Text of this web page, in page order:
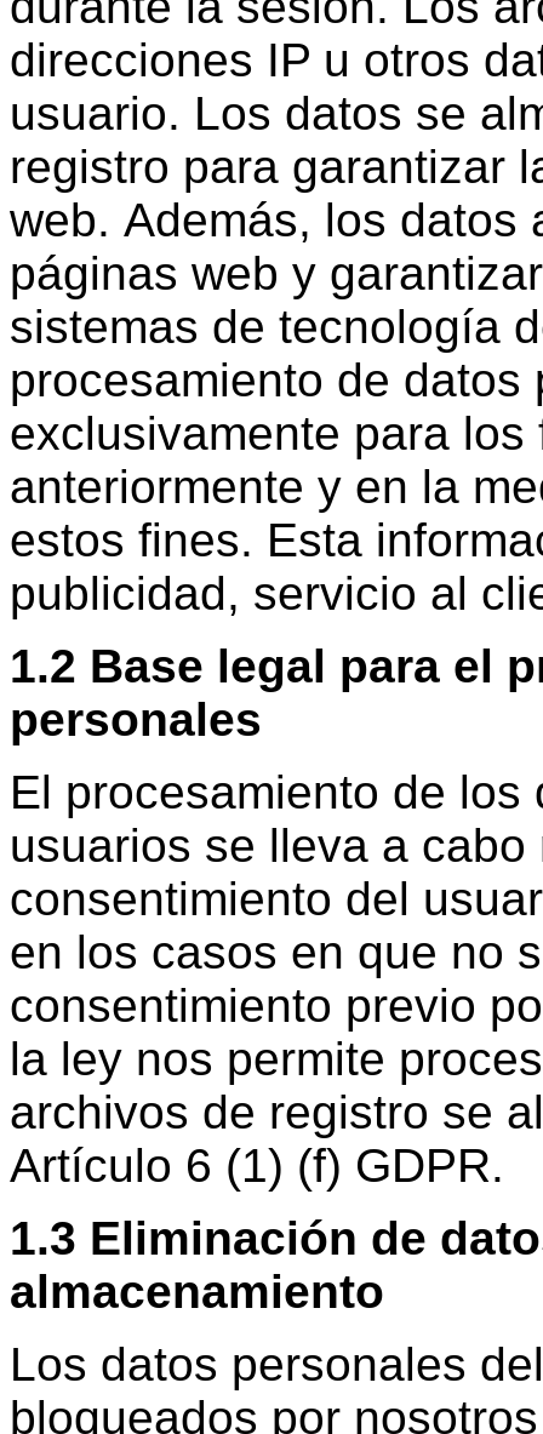
direcciones IP u otros
usuario. Los datos se
registro para garantizar
web. Además, los datos
páginas web y
sistemas de tecnología
procesamiento de
exclusivamente para
anteriormente y en la
estos fines. Esta
publicidad, servicio al
1.2 Base legal para el
personales
El procesamiento de
usuarios se lleva a
consentimiento del
en los casos en que no
consentimiento previo
la ley nos permite
archivos de registro se
Artículo 6 (1) (f) GDPR.
1.3 Eliminación de
almacenamiento
Los datos personales
bloqueados por